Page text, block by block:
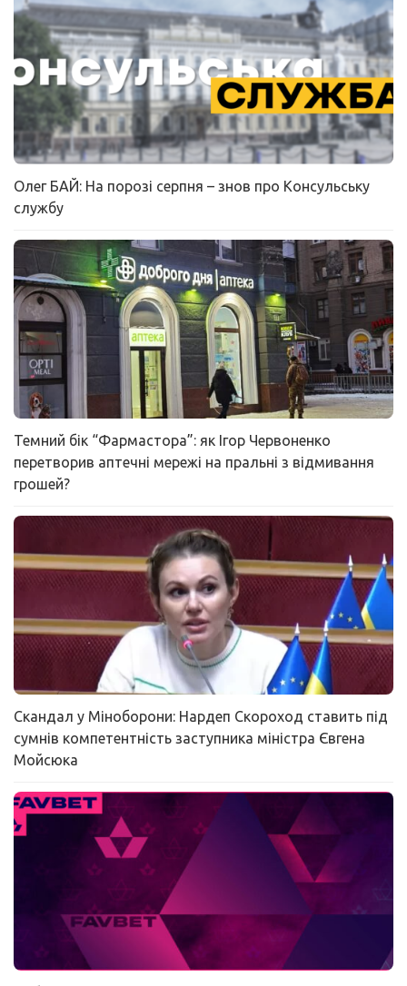
Олег БАЙ: На порозі серпня – знов про Консульську
службу
Темний бік “Фармастора”: як Ігор Червоненко
перетворив аптечні мережі на пральні з відмивання
грошей?
Скандал у Міноборони: Нардеп Скороход ставить під
сумнів компетентність заступника міністра Євгена
Мойсюка